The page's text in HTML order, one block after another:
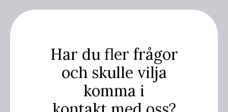
Har du fler frågor
och skulle vilja
komma i